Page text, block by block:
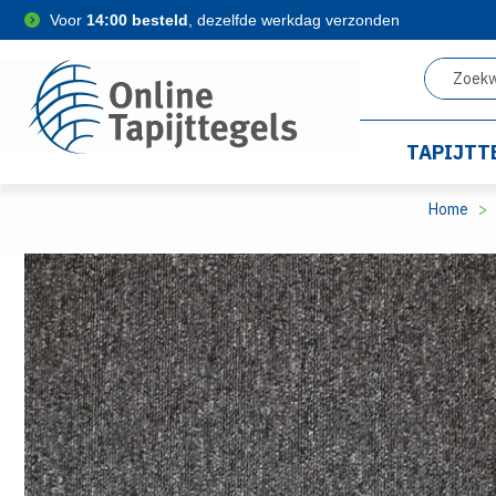
Voor 14:00 besteld , dezelfde werkdag verzonden
Home